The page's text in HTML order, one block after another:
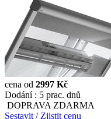
cena od 2997 Kč
Dodání : 5 prac. dnů
DOPRAVA ZDARMA
Sestavit / Zjistit cenu